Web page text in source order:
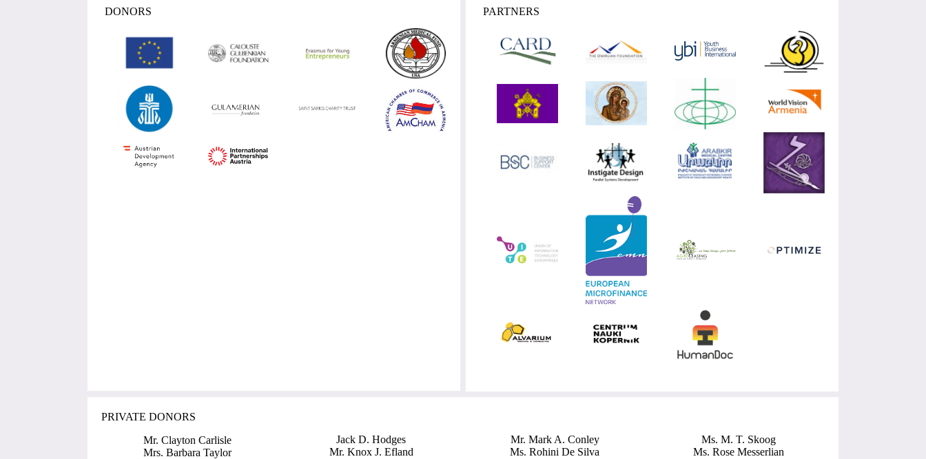
DONORS PARTNERS
PRIVATE DONORS
Mr. Clayton Carlisle
Mrs. Barbara Taylor
Jack D. Hodges
Mr. Knox J. Efland
Mr. Mark A. Conley
Ms. Rohini De Silva
Ms. M. T. Skoog
Ms. Rose Messerlian